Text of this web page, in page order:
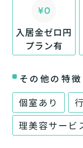
入居金ゼロ円
プラン有
その他の特徴
個室あり
理美容サービ